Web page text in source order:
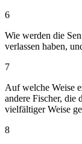
6
Wie werden die
verlassen haben,
7
Auf welche Weise
andere Fischer, die
vielfältiger Weise
8